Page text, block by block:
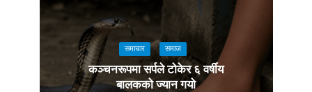
समाचार समाज
कञ्चनरूपमा सर्पले टोकेर ६ वर्षीय
बालकको ज्यान गयो